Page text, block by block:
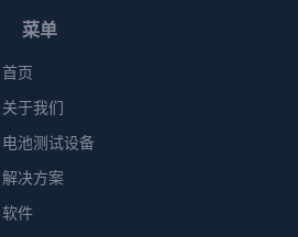
菜单
首页
关于我们
电池测试设备
解决方案
软件